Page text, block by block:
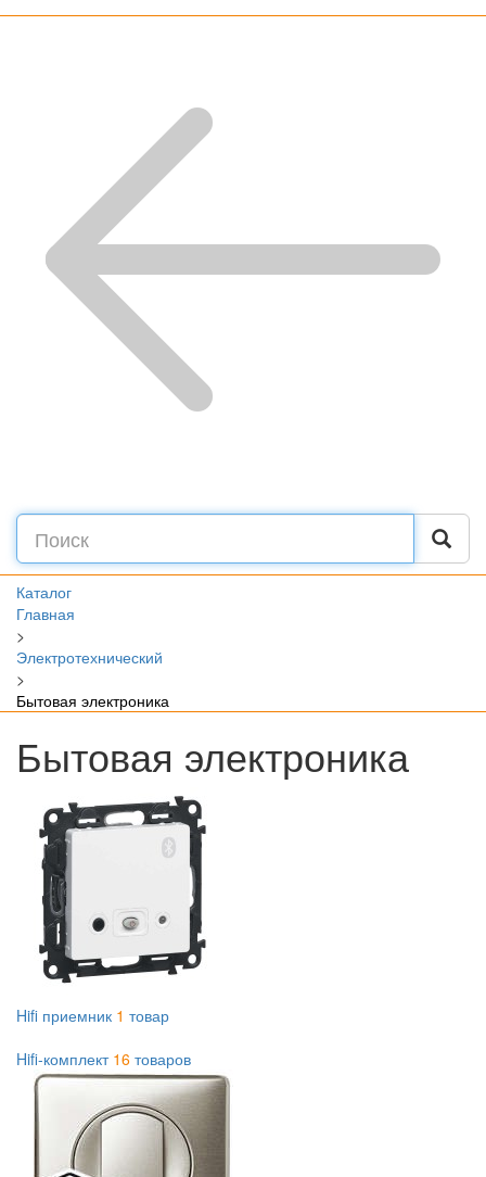
Каталог
Главная
>
Электротехнический
>
Бытовая электроника
Бытовая электроника
Hifi приемник 1 товар
Hifi-комплект 16 товаров